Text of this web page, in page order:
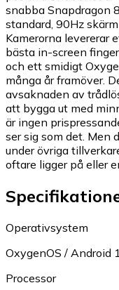
snabba Snapdragon
standard, 90Hz
Kamerorna levererar
bästa in-screen
och ett smidigt
många år framöver.
avsaknaden av
att bygga ut med
är ingen
ser sig som det. Men
under övriga
oftare ligger på eller
Operativsystem
OxygenOS / Android
Processor